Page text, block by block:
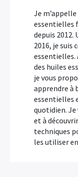
Je
essentielles
depuis 2012.
2016, je suis
essentielles.
des huiles
je vous
apprendre à
essentielles
quotidien.
et à
techniques
les utiliser